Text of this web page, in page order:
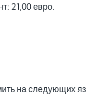
21,00 евро.
на следующих